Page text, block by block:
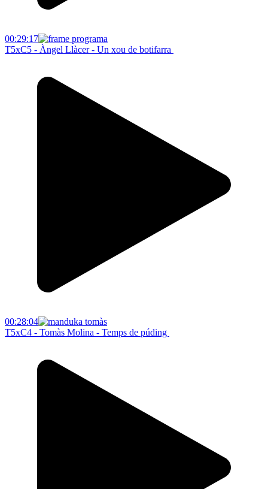
00:29:17
T5xC5 - Àngel Llàcer - Un xou de botifarra
00:28:04
T5xC4 - Tomàs Molina - Temps de púding